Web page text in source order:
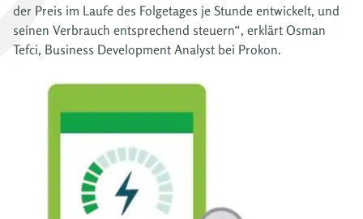
der Preis im Laufe des Folgetages je Stunde entwickelt, und
seinen Verbrauch entsprechend steuern“, erklärt Osman
Tefci, Business Development Analyst bei Prokon.